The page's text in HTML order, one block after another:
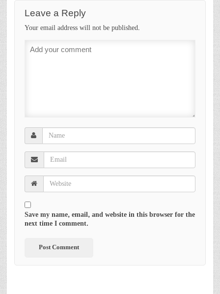
Leave a Reply
Your email address will not be published.
Save my name, email, and website in this browser for the
next time I comment.